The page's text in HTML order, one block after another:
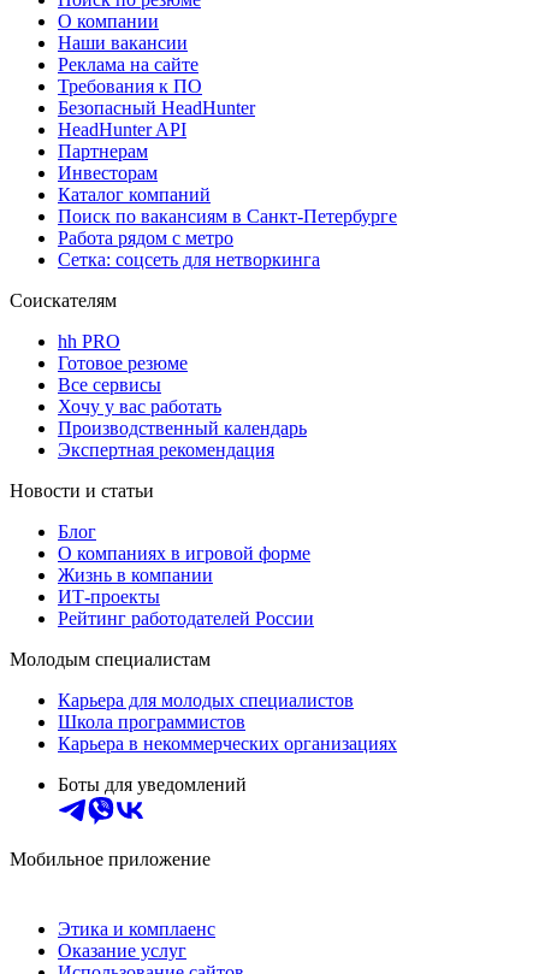
О компании
Наши вакансии
Реклама на сайте
Требования к ПО
Безопасный HeadHunter
HeadHunter API
Партнерам
Инвесторам
Каталог компаний
Поиск по вакансиям в Санкт-Петербурге
Работа рядом с метро
Сетка: соцсеть для нетворкинга
Соискателям
hh PRO
Готовое резюме
Все сервисы
Хочу у вас работать
Производственный календарь
Экспертная рекомендация
Новости и статьи
Блог
О компаниях в игровой форме
Жизнь в компании
ИТ-проекты
Рейтинг работодателей России
Молодым специалистам
Карьера для молодых специалистов
Школа программистов
Карьера в некоммерческих организациях
Боты для уведомлений
Мобильное приложение
Этика и комплаенс
Оказание услуг